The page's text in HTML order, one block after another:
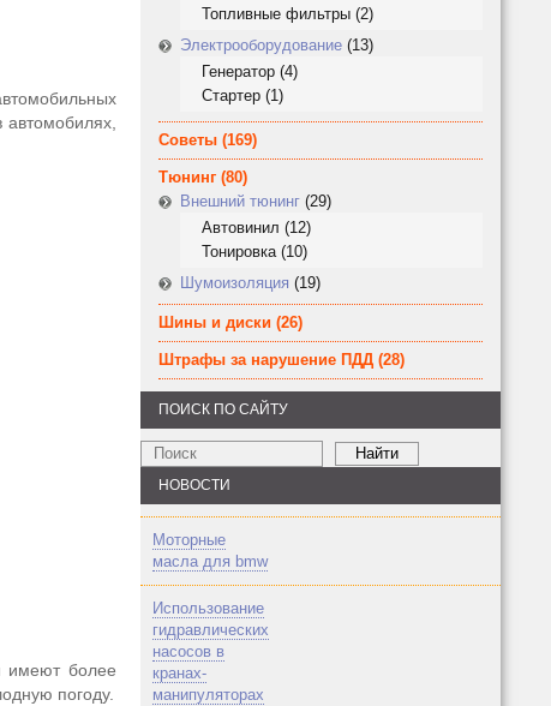
имеют более
погоду.
Топливные фильтры (2)
Электрооборудование (13)
Генератор (4)
Стартер (1)
Советы (169)
Тюнинг (80)
Внешний тюнинг (29)
Автовинил (12)
Тонировка(10)
Шумоизоляция (19)
Шины и диски (26)
Штрафы за нарушение ПДД (28)
ПОИСК ПО САЙТУ
НОВОСТИ
Моторные
масла для bmw
Использование
гидравлических
насосов в
кранах-
манипуляторах